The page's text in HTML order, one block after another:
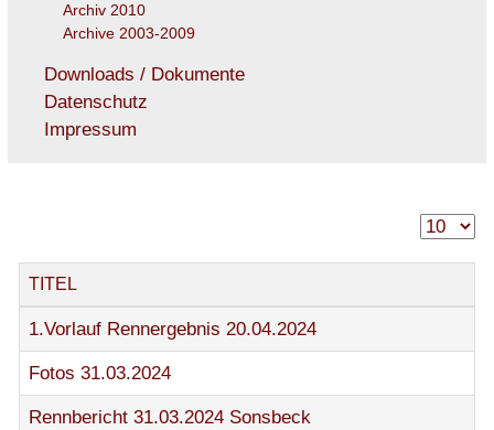
Archiv 2010
Archive 2003-2009
Downloads / Dokumente
Datenschutz
Impressum
TITEL
1.Vorlauf Rennergebnis 20.04.2024
Fotos 31.03.2024
Rennbericht 31.03.2024 Sonsbeck